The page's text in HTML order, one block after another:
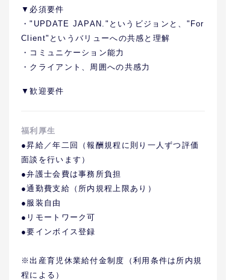
▼必須要件
・"UPDATE JAPAN."というビジョンと、"For
Client"というバリューへの共感と理解
・コミュニケーション能力
・クライアント、周囲への共感力
▼歓迎要件
福利厚生
●昇給／年二回（報酬規程に則り一人ずつ評価
面談を行います）
●弁護士会費は事務所負担
●通勤費支給（所内規程上限あり）
●服装自由
●リモートワーク可
●要インボイス登録
※出産育児休業給付金制度（利用条件は所内規
程による）